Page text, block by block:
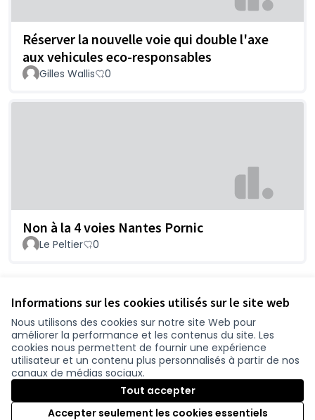
Informations sur les cookies utilisés sur le site web
Nous utilisons des cookies sur notre site Web pour
améliorer la performance et les contenus du site. Les
cookies nous permettent de fournir une expérience
utilisateur et un contenu plus personnalisés à partir de nos
canaux de médias sociaux.
Tout accepter
Accepter seulement les cookies essentiels
Réserver la nouvelle voie qui double l'axe
aux vehicules eco-responsables
Gilles Wallis 0
Non à la 4 voies Nantes Pornic
Le Peltier 0
Conditions d'utilisation
Paramètres des cookies
participer.loire-atlantique.fr sur Facebook
(Nouvelle fenêtre)
participer.loire-atlantique.fr sur Instagram
(Nouvelle fenêtre)
participer.loire-atlantique.fr sur YouTube
(Nouvelle fenêtre)